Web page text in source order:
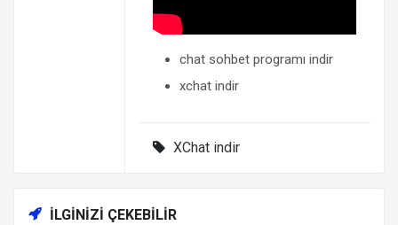
chat sohbet programı indir
xchat indir
XChat indir
İLGINIZI ÇEKEBILIR